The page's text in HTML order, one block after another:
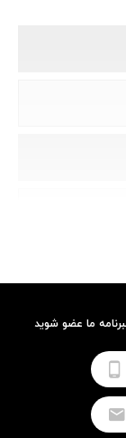
ما عضو شوید